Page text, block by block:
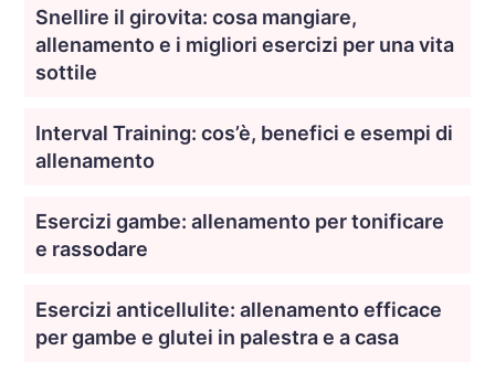
Snellire il girovita: cosa mangiare,
allenamento e i migliori esercizi per una vita
sottile
Interval Training: cos’è, benefici e esempi di
allenamento
Esercizi gambe: allenamento per tonificare
e rassodare
Esercizi anticellulite: allenamento efficace
per gambe e glutei in palestra e a casa